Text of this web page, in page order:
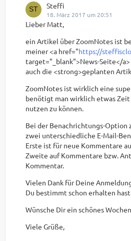
Steffi
18. März 2017 um 20:51
Lieber Matt,
ein Artikel über ZoomNotes ist
meiner <a href="https://
target="_blank">News-Seite</
auch die <strong>geplanten
ZoomNotes ist wirklich eine
benötigt man wirklich etwas
nutzen zu können.
Bei der Benachrichtungs-Option
zwei unterschiedliche E-Mail-
Erste ist für neue Kommentare
Zweite auf Kommentare bzw.
Kommentar.
Vielen Dank für Deine
Du bestimmt schon erhalten
Wünsche Dir ein schönes
Viele Grüße,